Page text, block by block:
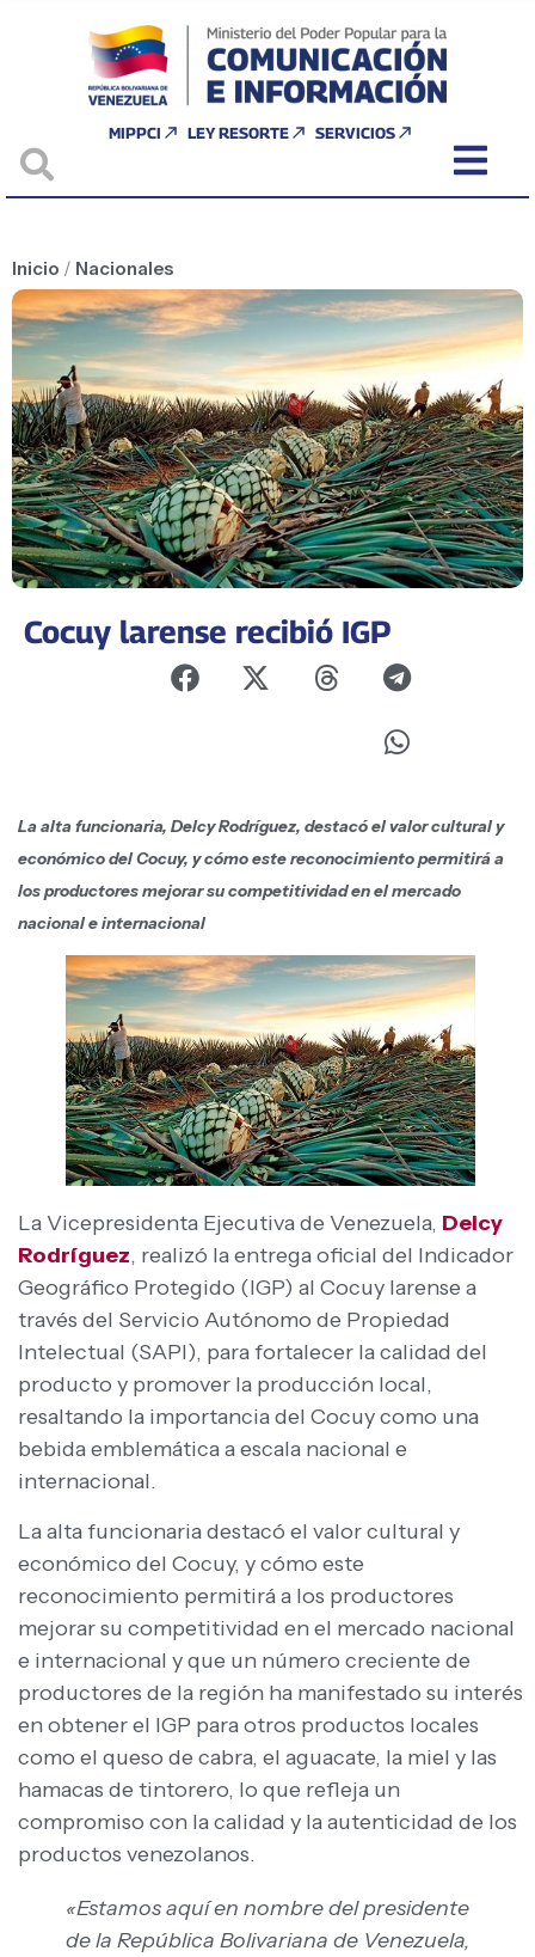
MIPPCI LEY RESORTE SERVICIOS
Inicio / Nacionales
Cocuy larense recibió IGP
La alta funcionaria, Delcy Rodríguez, destacó el valor cultural y
económico del Cocuy, y cómo este reconocimiento permitirá a
los productores mejorar su competitividad en el mercado
nacional e internacional
La Vicepresidenta Ejecutiva de Venezuela, Delcy
Rodríguez, realizó la entrega oficial del Indicador
Geográfico Protegido (IGP) al Cocuy larense a
través del Servicio Autónomo de Propiedad
Intelectual (SAPI), para fortalecer la calidad del
producto y promover la producción local,
resaltando la importancia del Cocuy como una
bebida emblemática a escala nacional e
internacional.
La alta funcionaria destacó el valor cultural y
económico del Cocuy, y cómo este
reconocimiento permitirá a los productores
mejorar su competitividad en el mercado nacional
e internacional y que un número creciente de
productores de la región ha manifestado su interés
en obtener el IGP para otros productos locales
como el queso de cabra, el aguacate, la miel y las
hamacas de tintorero, lo que refleja un
compromiso con la calidad y la autenticidad de los
productos venezolanos.
«Estamos aquí en nombre del presidente
de la República Bolivariana de Venezuela,